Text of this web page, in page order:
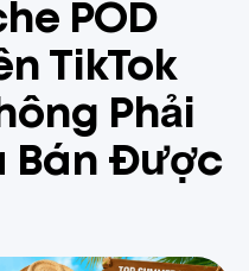
POD
TikTok
Phải
Bán Được